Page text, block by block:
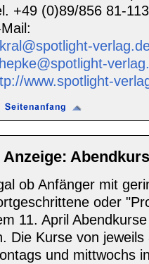
+49 (0)89/856 81-
www.spotlight-
Anzeige:
ob Anfänger mit
oder
11. April
Die Kurse von
und mittwochs